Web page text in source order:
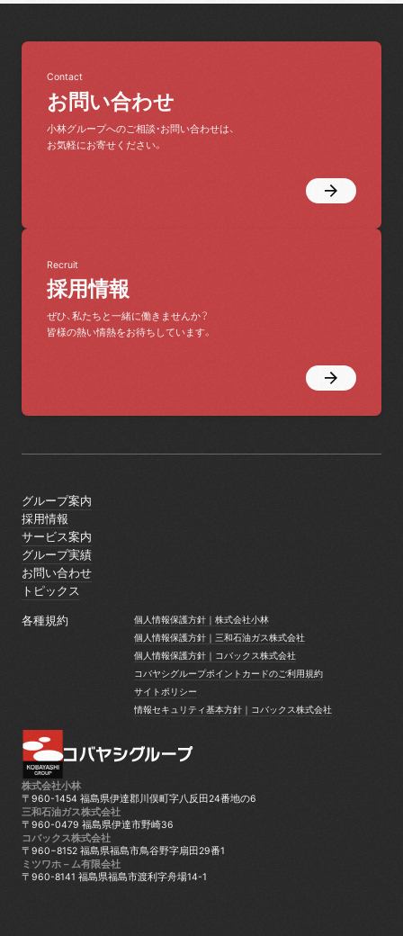
お問い合わせ
Contact
小林グループへのご相談・お問い合わせは、
お気軽にお寄せください。
採用情報
Recruit
ぜひ、私たちと一緒に働きませんか？
皆様の熱い情熱をお待ちしています。
株式会社小林
〒960-1454 福島県伊達郡川俣町字八反田24番地の6
三和石油ガス株式会社
〒960-0479 福島県伊達市野崎36
コバックス株式会社
〒960−8152 福島県福島市鳥谷野字扇田29番1
ミツワホ－ム有限会社
〒960-8141 福島県福島市渡利字舟場14-1
グループ案内
グループ案内
採用情報
採用情報
サービス案内
サービス案内
グループ実績
グループ実績
お問い合わせ
お問い合わせ
トピックス
各種規約
個人情報保護方針｜株式会社小林
個人情報保護方針｜株式会社小林
個人情報保護方針｜三和石油ガス株式会社
個人情報保護方針｜三和石油ガス株式会社
個人情報保護方針｜コバックス株式会社
個人情報保護方針｜コバックス株式会社
コバヤシグループポイントカードのご利用規約
コバヤシグループポイントカードのご利用規約
サイトポリシー
サイトポリシー
情報セキュリティ基本方針｜コバックス株式会社